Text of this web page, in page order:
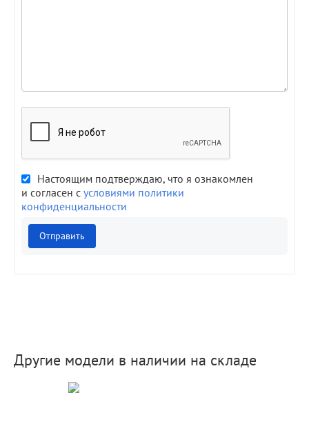
Настоящим подтверждаю, что я ознакомлен
и согласен с условиями политики
конфиденциальности
Отправить
Другие модели в наличии на складе